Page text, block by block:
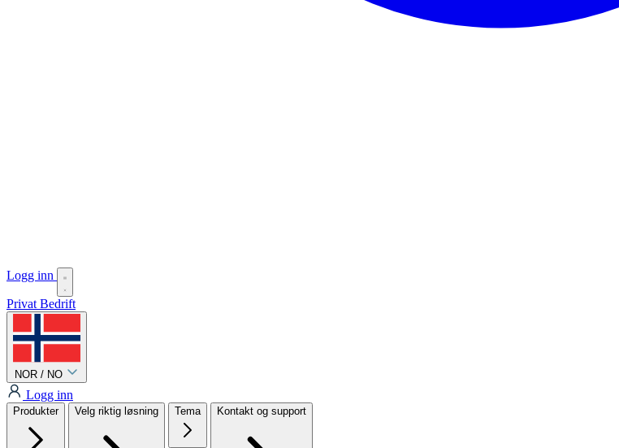
Logg inn
Privat Bedrift
NOR / NO
Logg inn
Produkter Velg riktig løsning Tema Kontakt og support